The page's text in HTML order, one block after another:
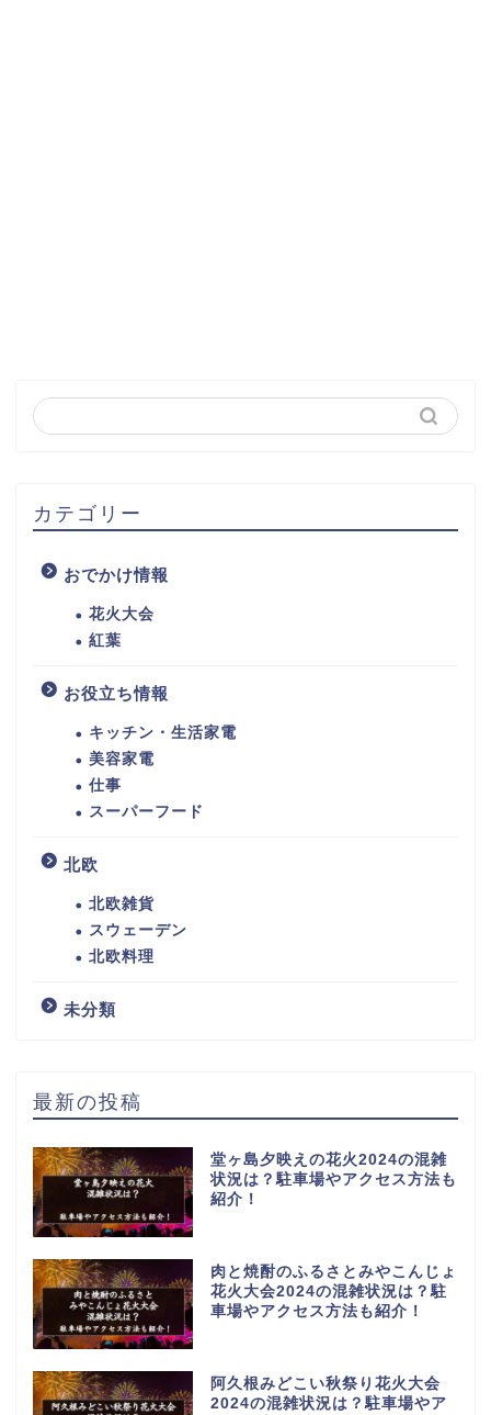
カテゴリー
おでかけ情報
花火大会
紅葉
お役立ち情報
キッチン・生活家電
美容家電
仕事
スーパーフード
北欧
北欧雑貨
スウェーデン
北欧料理
未分類
最新の投稿
堂ヶ島夕映えの花火2024の混雑
状況は？駐車場やアクセス方法も
紹介！
肉と焼酎のふるさとみやこんじょ
花火大会2024の混雑状況は？駐
車場やアクセス方法も紹介！
阿久根みどこい秋祭り花火大会
2024の混雑状況は？駐車場やア